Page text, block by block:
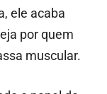
ele acaba
por quem
muscular.